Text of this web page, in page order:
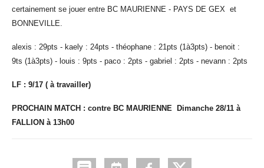
certainement se jouer entre BC MAURIENNE - PAYS DE GEX et
BONNEVILLE.
alexis : 29pts - kaely : 24pts - théophane : 21pts (1à3pts) - benoit :
9ts (1à3pts) - louis : 9pts - paco : 2pts - gabriel : 2pts - nevann : 2pts
LF : 9/17 ( à travailler)
PROCHAIN MATCH : contre BC MAURIENNE Dimanche 28/11 à
FALLION à 13h00